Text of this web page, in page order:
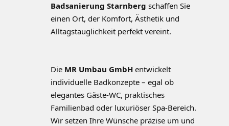
Badsanierung Starnberg schaffen Sie
einen Ort, der Komfort, Ästhetik und
Alltagstauglichkeit perfekt vereint.
Die MR Umbau GmbHentwickelt
individuelle Badkonzepte – egal ob
elegantes Gäste-WC, praktisches
Familienbad oder luxuriöser Spa-Bereich.
Wir setzen Ihre Wünsche präzise um und